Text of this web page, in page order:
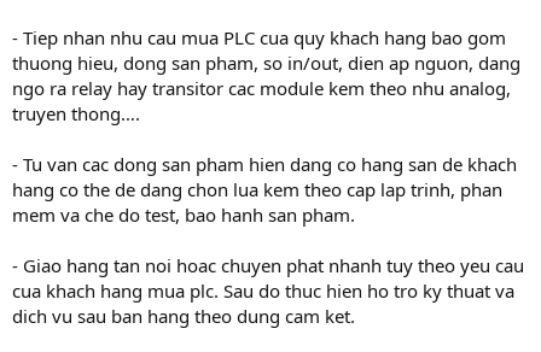
- Tiep nhan nhu cau mua PLC cua quy khach hang bao gom
thuong hieu, dong san pham, so in/out, dien ap nguon, dang
ngo ra relay hay transitor cac module kem theo nhu analog,
truyen thong….
- Tu van cac dong san pham hien dang co hang san de khach
hang co the de dang chon lua kem theo cap lap trinh, phan
mem va che do test, bao hanh san pham.
- Giao hang tan noi hoac chuyen phat nhanh tuy theo yeu cau
cua khach hang mua plc. Sau do thuc hien ho tro ky thuat va
dich vu sau ban hang theo dung cam ket.